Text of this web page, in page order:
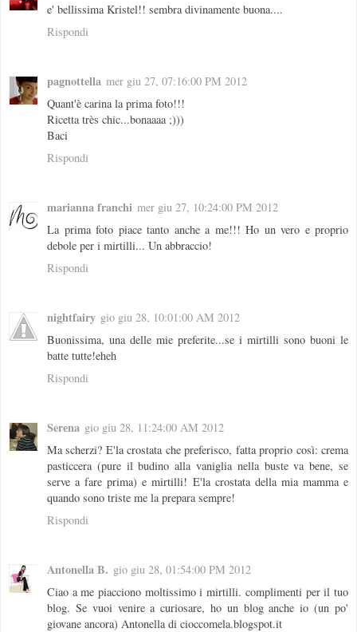
e' bellissima Kristel!! sembra divinamente buona....
Rispondi
pagnottella mer giu 27, 07:16:00 PM 2012
Quant'è carina la prima foto!!!
Ricetta très chic...bonaaaa ;)))
Baci
Rispondi
marianna franchi mer giu 27, 10:24:00 PM 2012
La prima foto piace tanto anche a me!!! Ho un vero e proprio
debole per i mirtilli... Un abbraccio!
Rispondi
nightfairy gio giu 28, 10:01:00 AM 2012
Buonissima, una delle mie preferite...se i mirtilli sono buoni le
batte tutte!eheh
Rispondi
Serena gio giu 28, 11:24:00 AM 2012
Ma scherzi? E'la crostata che preferisco, fatta proprio così: crema
pasticcera (pure il budino alla vaniglia nella buste va bene, se
serve a fare prima) e mirtilli! E'la crostata della mia mamma e
quando sono triste me la prepara sempre!
Rispondi
Antonella B. gio giu 28, 01:54:00 PM 2012
Ciao a me piacciono moltissimo i mirtilli. complimenti per il tuo
blog. Se vuoi venire a curiosare, ho un blog anche io (un po'
giovane ancora) Antonella di cioccomela.blogspot.it